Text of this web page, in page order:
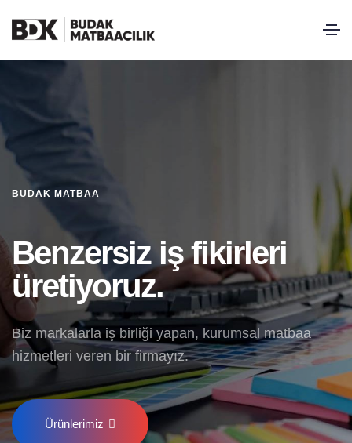
BUDAK MATBAA
Benzersiz iş fikirleri
üretiyoruz.
Biz markalarla iş birliği yapan, kurumsal matbaa
hizmetleri veren bir firmayız.
Ürünlerimiz